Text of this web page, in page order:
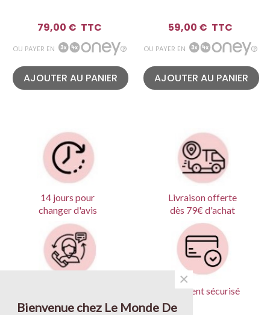
79,00 € TTC
OU PAYER EN
AJOUTER AU PANIER
59,00 € TTC
OU PAYER EN
AJOUTER AU PANIER
14 jours pour
changer d'avis
Livraison offerte
dès 79€ d'achat
Paiement sécurisé
Bienvenue chez Le Monde De
×